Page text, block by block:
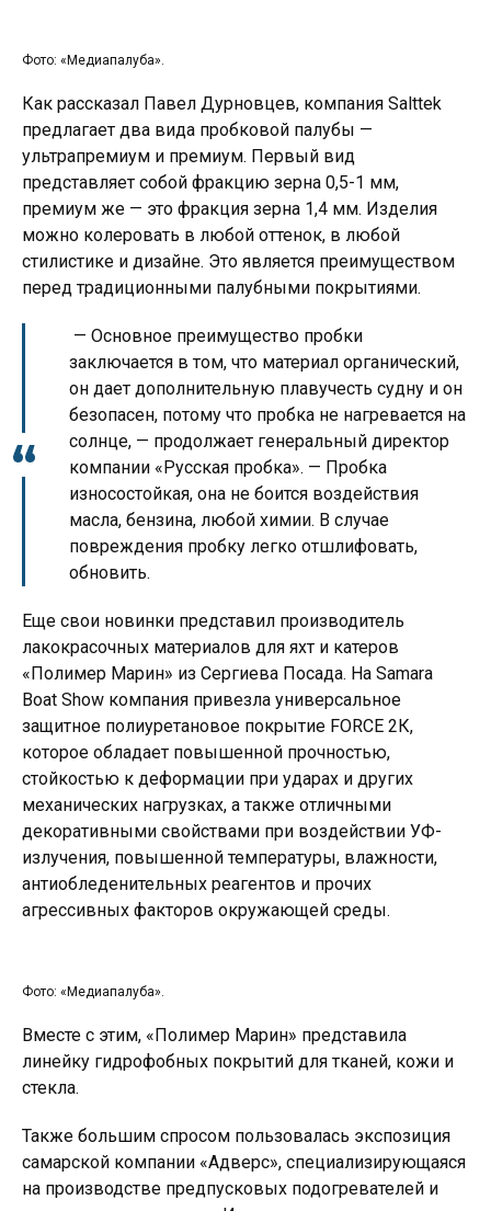
Фото: «Медиапалуба».
Как рассказал Павел Дурновцев, компания Salttek
предлагает два вида пробковой палубы —
ультрапремиум и премиум. Первый вид
представляет собой фракцию зерна 0,5-1 мм,
премиум же — это фракция зерна 1,4 мм. Изделия
можно колеровать в любой оттенок, в любой
стилистике и дизайне. Это является преимуществом
перед традиционными палубными покрытиями.
— Основное преимущество пробки
заключается в том, что материал органический,
он дает дополнительную плавучесть судну и он
безопасен, потому что пробка не нагревается на
солнце, — продолжает генеральный директор
компании «Русская пробка». — Пробка
износостойкая, она не боится воздействия
масла, бензина, любой химии. В случае
повреждения пробку легко отшлифовать,
обновить.
Еще свои новинки представил производитель
лакокрасочных материалов для яхт и катеров
«Полимер Марин» из Сергиева Посада. На Samara
Boat Show компания привезла универсальное
защитное полиуретановое покрытие FORCE 2К,
которое обладает повышенной прочностью,
стойкостью к деформации при ударах и других
механических нагрузках, а также отличными
декоративными свойствами при воздействии УФ-
излучения, повышенной температуры, влажности,
антиобледенительных реагентов и прочих
агрессивных факторов окружающей среды.
Фото: «Медиапалуба».
Вместе с этим, «Полимер Марин» представила
линейку гидрофобных покрытий для тканей, кожи и
стекла.
Также большим спросом пользовалась экспозиция
самарской компании «Адверс», специализирующаяся
на производстве предпусковых подогревателей и